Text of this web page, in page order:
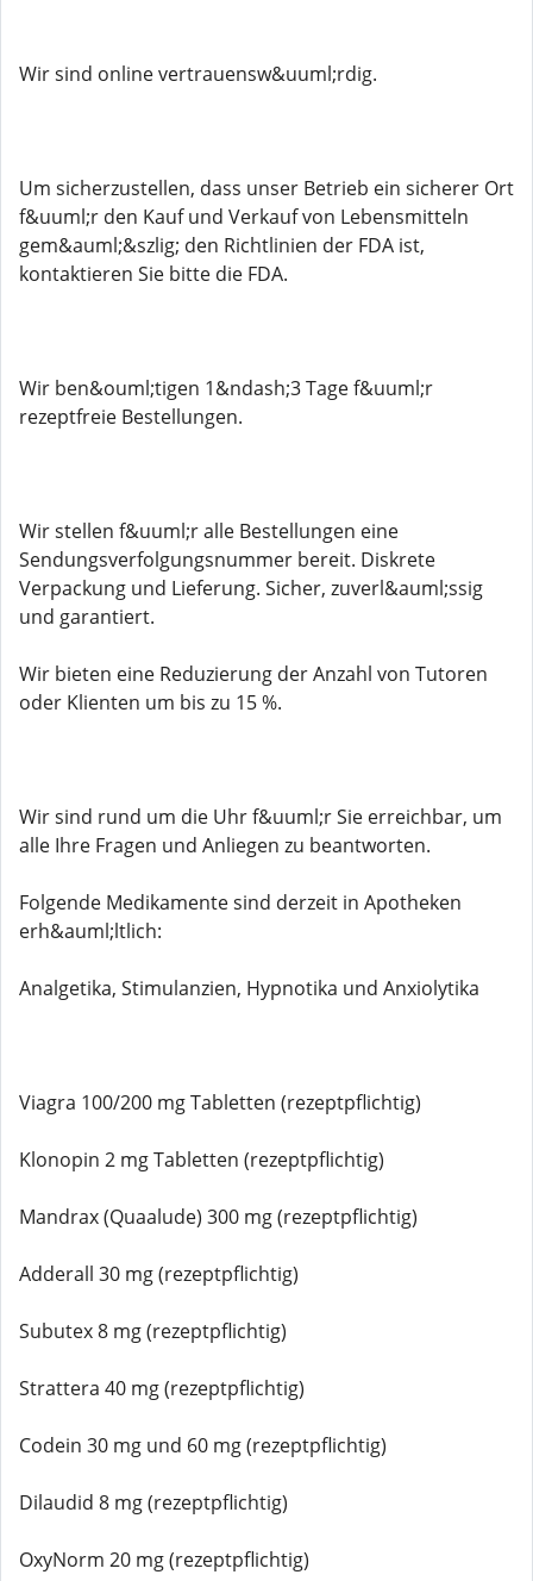
Wir sind online vertrauensw&uuml;rdig.
Um sicherzustellen, dass unser Betrieb ein sicherer Ort
f&uuml;r den Kauf und Verkauf von Lebensmitteln
gem&auml;&szlig; den Richtlinien der FDA ist,
kontaktieren Sie bitte die FDA.
Wir ben&ouml;tigen 1&ndash;3 Tage f&uuml;r
rezeptfreie Bestellungen.
Wir stellen f&uuml;r alle Bestellungen eine
Sendungsverfolgungsnummer bereit. Diskrete
Verpackung und Lieferung. Sicher, zuverl&auml;ssig
und garantiert.
Wir bieten eine Reduzierung der Anzahl von Tutoren
oder Klienten um bis zu 15 %.
Wir sind rund um die Uhr f&uuml;r Sie erreichbar, um
alle Ihre Fragen und Anliegen zu beantworten.
Folgende Medikamente sind derzeit in Apotheken
erh&auml;ltlich:
Analgetika, Stimulanzien, Hypnotika und Anxiolytika
Viagra 100/200 mg Tabletten (rezeptpflichtig)
Klonopin 2 mg Tabletten (rezeptpflichtig)
Mandrax (Quaalude) 300 mg (rezeptpflichtig)
Adderall 30 mg (rezeptpflichtig)
Subutex 8 mg (rezeptpflichtig)
Strattera 40 mg (rezeptpflichtig)
Codein 30 mg und 60 mg (rezeptpflichtig)
Dilaudid 8 mg (rezeptpflichtig)
OxyNorm 20 mg (rezeptpflichtig)